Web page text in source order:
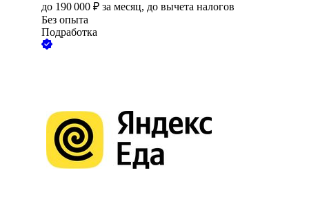
до 190 000 ₽ за месяц, до вычета налогов
Без опыта
Подработка